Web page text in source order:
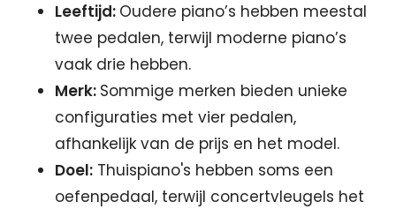
Leeftijd: Oudere piano’s hebben meestal
twee pedalen, terwijl moderne piano’s
vaak drie hebben.
Merk: Sommige merken bieden unieke
configuraties met vier pedalen,
afhankelijk van de prijs en het model.
Doel: Thuispiano's hebben soms een
oefenpedaal, terwijl concertvleugels het